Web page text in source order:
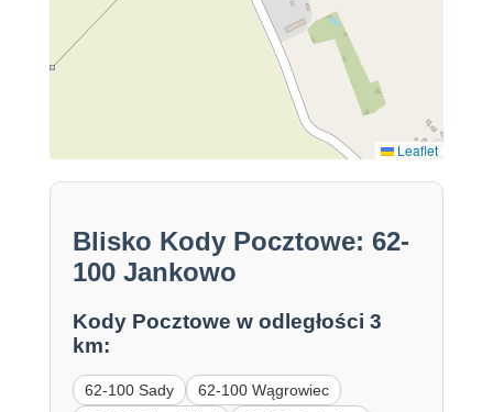
Leaflet
Blisko Kody Pocztowe: 62-
100 Jankowo
Kody Pocztowe w odległości 3
km:
62-100 Sady
62-100 Wągrowiec